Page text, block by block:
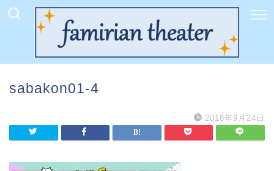
sabakon01-4
2018年9月24日